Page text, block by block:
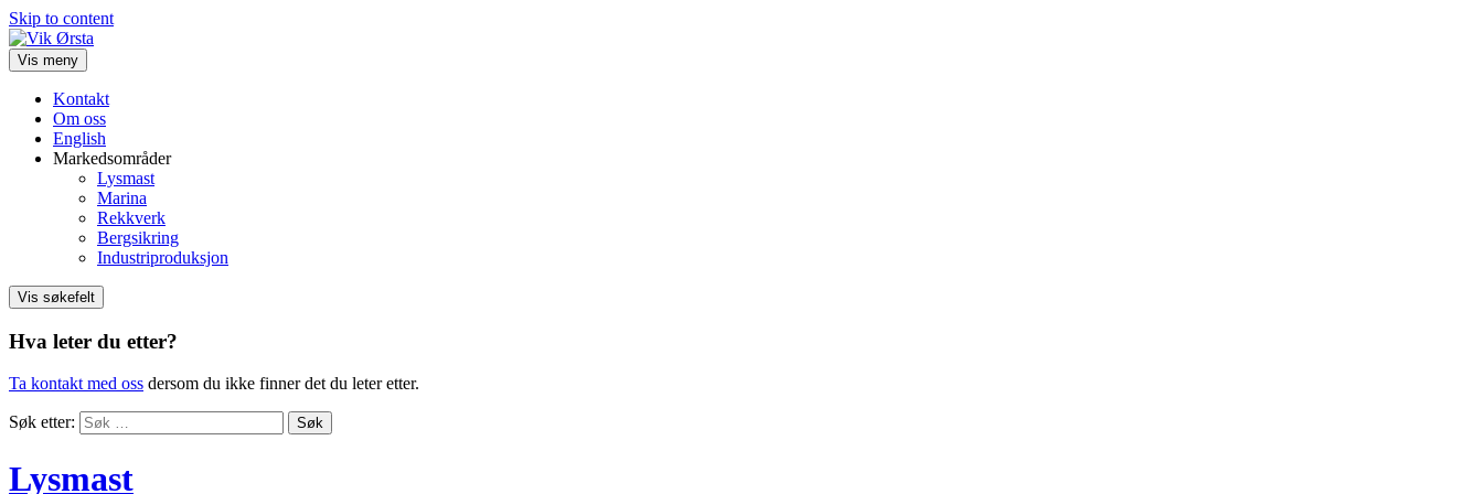
Skip to content
Vis meny
Kontakt
Om oss
English
Markedsområder
Lysmast
Marina
Rekkverk
Bergsikring
Industriproduksjon
Vis søkefelt
Hva leter du etter?
Ta kontakt med oss dersom du ikke finner det du leter etter.
Søk etter:
Lysmast